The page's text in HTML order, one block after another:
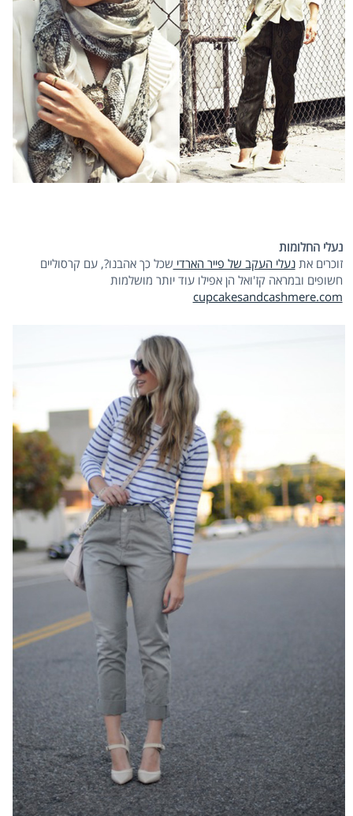
נעלי החלומות
זוכרים אתנעלי העקב של פייר הארדי שכל כך אהבנו?, עם קרסוליים
חשופים ובמראה קז'ואל הן אפילו עוד יותר מושלמות
cupcakesandcashmere.com